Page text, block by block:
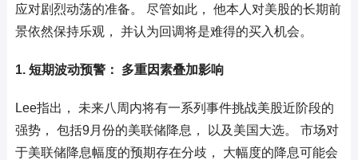
应对剧烈动荡的准备。 尽管如此， 他本人对美股的长期前
景依然保持乐观， 并认为回调将是难得的买入机会。
1. 短期波动预警： 多重因素叠加影响
Lee指出， 未来八周内将有一系列事件挑战美股近阶段的
强势， 包括9月份的美联储降息， 以及美国大选。 市场对
于美联储降息幅度的预期存在分歧， 大幅度的降息可能会